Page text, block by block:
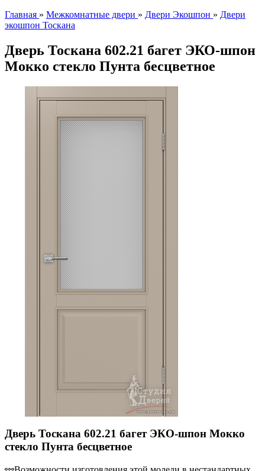
Главная » Межкомнатные двери » Двери Экошпон » Двери
экошпон Тоскана
Дверь Тоскана 602.21 багет ЭКО-шпон
Мокко стекло Пунта бесцветное
Дверь Тоскана 602.21 багет ЭКО-шпон Мокко
стекло Пунта бесцветное